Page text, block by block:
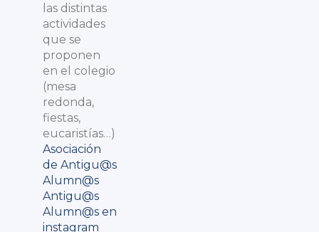
las distintas
actividades
que se
proponen
en el colegio
(mesa
redonda,
fiestas,
eucaristías…)
Asociación
de Antigu@s
Alumn@s
Antigu@s
Alumn@s en
instagram